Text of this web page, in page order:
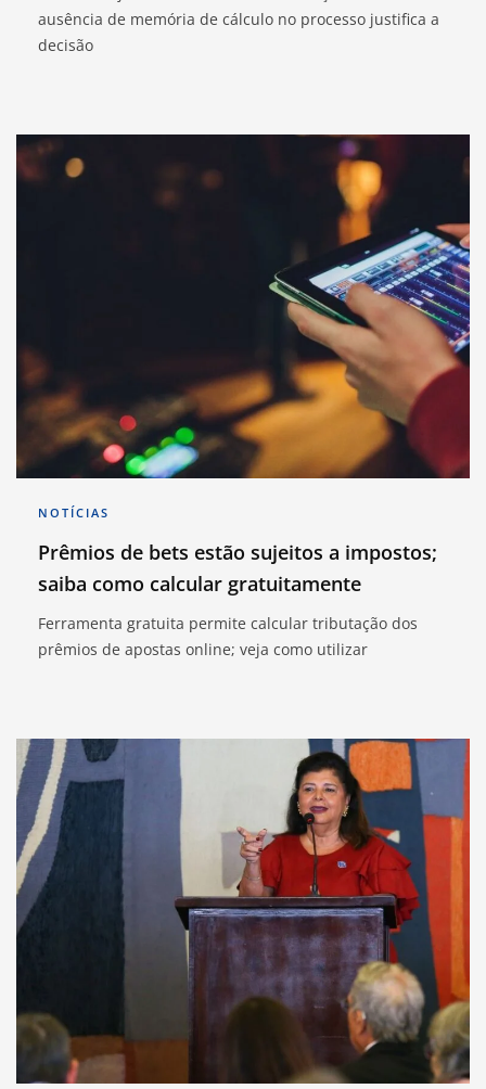
ausência de memória de cálculo no processo justifica a
decisão
NOTÍCIAS
Prêmios de bets estão sujeitos a impostos;
saiba como calcular gratuitamente
Ferramenta gratuita permite calcular tributação dos
prêmios de apostas online; veja como utilizar